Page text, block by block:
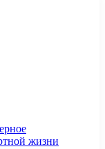
жизни